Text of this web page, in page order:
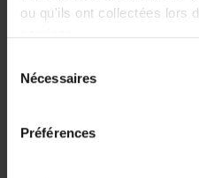
ou qu'ils ont collectées lors
services.
Nécessaires
Préférences
comme complément pratique
supplémentaire sans
quotidien restent accessibles,
une apparence claire et